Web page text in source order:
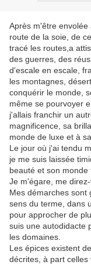
Après m'être envolée
route de la soie, de
tracé les routes,a
des guerres, des
d'escale en escale,
les montagnes,
conquérir le monde,
même se pourvoyer
j'allais franchir un
magnificence, sa
monde de luxe et à
Le jour où j'ai tendu
je me suis laissée
beauté et son
Je m'égare, me
Mes démarches sont
sens du terme, dans
pour approcher de
suis une autodidacte
les domaines.
Les épices existent
décrites, à part